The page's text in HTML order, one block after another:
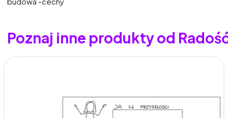
Poznaj inne produkty od